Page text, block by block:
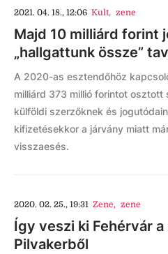
2021. 04. 18., 12:06 Kult, zene
Majd 10 milliárd forint
„hallgattunk össze”
A 2020-as esztendőhöz
milliárd 373 millió forintot osztott
külföldi szerzőknek és
kifizetésekkor a járvány miatt
visszaesés.
2020. 02. 25., 19:31 Zene, zene
Így veszi ki Fehérvár a
Pilvakerből